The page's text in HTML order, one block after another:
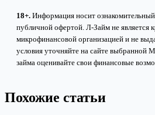
18+. Информация носит ознакомительный
публичной офертой. Л-Займ не является
микрофинансовой организацией и не
условия уточняйте на сайте
займа оценивайте свои финансовые
Похожие статьи